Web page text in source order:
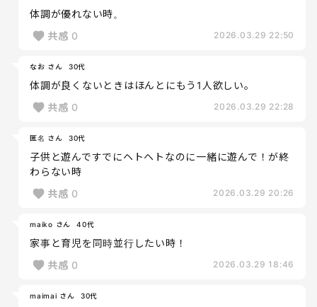
体調が優れない時。
共感 0 2026.03.29 22:50
なお さん 30代
体調が良くないときはほんとにもう1人欲しい。
共感 0 2026.03.29 22:28
匿名 さん 30代
子供と遊んですでにヘトヘトなのに一緒に遊んで！が終
わらない時
共感 0 2026.03.29 20:26
maiko さん 40代
家事と育児を同時並行したい時！
共感 0 2026.03.29 18:46
maimai さん 30代